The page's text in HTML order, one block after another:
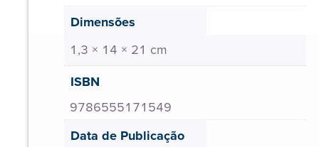
Dimensões
1,3 × 14 × 21 cm
ISBN
9786555171549
Data de Publicação